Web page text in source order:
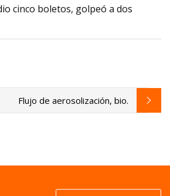
cinco boletos, golpeó a dos
Flujo de aerosolización, bio.